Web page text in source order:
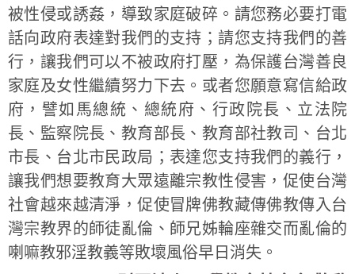
被性侵或誘姦，導致家庭破碎。請您務必要打電
話向政府表達對我們的支持；請您支持我們的善
行，讓我們可以不被政府打壓，為保護台灣善良
家庭及女性繼續努力下去。或者您願意寫信給政
府，譬如馬總統、總統府、行政院長、立法院
長、監察院長、教育部長、教育部社教司、台北
市長、台北市民政局；表達您支持我們的義行，
讓我們想要教育大眾遠離宗教性侵害，促使台灣
社會越來越清淨，促使冒牌佛教藏傳佛教傳入台
灣宗教界的師徒亂倫、師兄姊輪座雜交而亂倫的
喇嘛教邪淫教義等敗壞風俗早日消失。